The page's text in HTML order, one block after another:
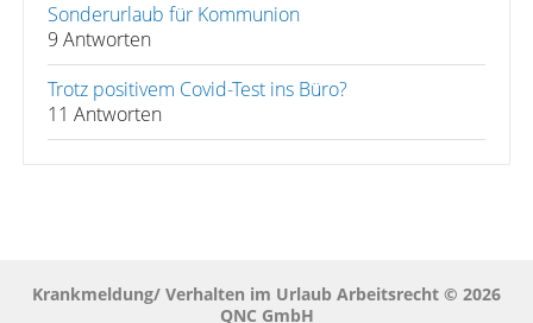
Sonderurlaub für Kommunion
9 Antworten
Trotz positivem Covid-Test ins Büro?
11 Antworten
Krankmeldung/ Verhalten im Urlaub Arbeitsrecht © 2026
QNC GmbH